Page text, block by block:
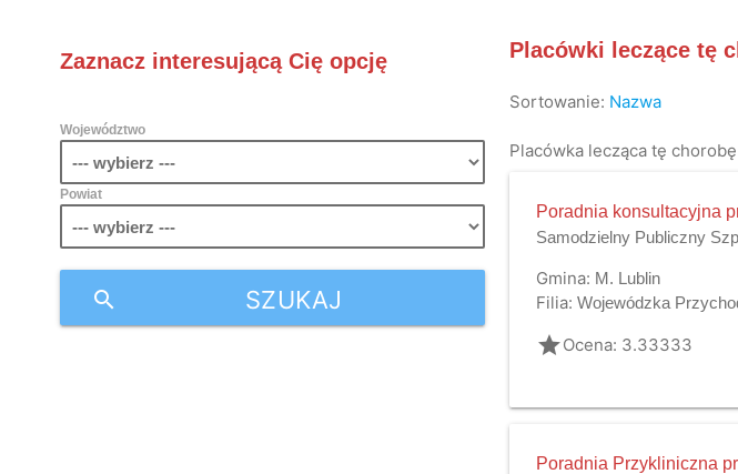
Zaznacz interesującą Cię opcję
Województwo
Powiat
SZUKAJ
search
Placówki leczące tę
Sortowanie: Nazwa
Placówka lecząca tę chorobę
Poradnia konsultacyjna
Samodzielny Publiczny
Gmina: M. Lublin
Filia: Wojewódzka
gradeOcena: 3.33333
Poradnia Przykliniczna